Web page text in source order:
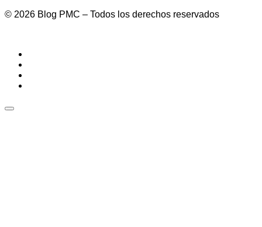
© 2026 Blog PMC – Todos los derechos reservados